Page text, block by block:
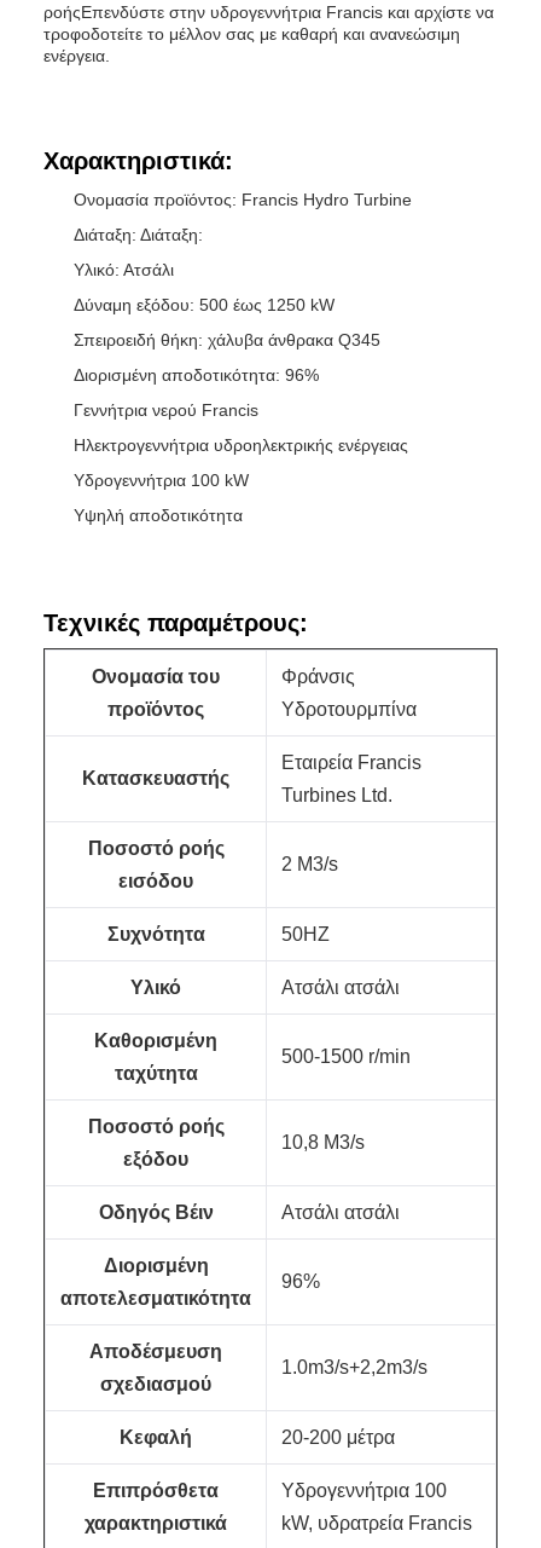
ροήςΕπενδύστε στην υδρογεννήτρια Francis και αρχίστε να
τροφοδοτείτε το μέλλον σας με καθαρή και ανανεώσιμη
ενέργεια.
Χαρακτηριστικά:
Ονομασία προϊόντος: Francis Hydro Turbine
Διάταξη: Διάταξη:
Υλικό: Ατσάλι
Δύναμη εξόδου: 500 έως 1250 kW
Σπειροειδή θήκη: χάλυβα άνθρακα Q345
Διορισμένη αποδοτικότητα: 96%
Γεννήτρια νερού Francis
Ηλεκτρογεννήτρια υδροηλεκτρικής ενέργειας
Υδρογεννήτρια 100 kW
Υψηλή αποδοτικότητα
Τεχνικές παραμέτρους:
Ονομασία του
προϊόντος
Φράνσις
Υδροτουρμπίνα
Κατασκευαστής
Εταιρεία Francis
Turbines Ltd.
Ποσοστό ροής
εισόδου
2 M3/s
Συχνότητα 50HZ
Υλικό Ατσάλι ατσάλι
Καθορισμένη
ταχύτητα
500-1500 r/min
Ποσοστό ροής
εξόδου
10,8 M3/s
Οδηγός Βέιν Ατσάλι ατσάλι
Διορισμένη
αποτελεσματικότητα
96%
Αποδέσμευση
σχεδιασμού
1.0m3/s+2,2m3/s
Κεφαλή 20-200 μέτρα
Επιπρόσθετα
χαρακτηριστικά
Υδρογεννήτρια 100
kW, υδρατρεία Francis